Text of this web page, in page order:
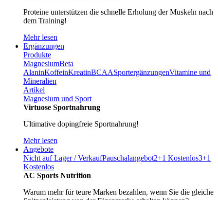
Proteine unterstützen die schnelle Erholung der Muskeln nach
dem Training!
Mehr lesen
Ergänzungen
Produkte
MagnesiumBeta
AlaninKoffeinKreatinBCAASportergänzungenVitamine und
Mineralien
Artikel
Magnesium und Sport
Virtuose Sportnahrung
Ultimative dopingfreie Sportnahrung!
Mehr lesen
Angebote
Nicht auf Lager / VerkaufPauschalangebot2+1 Kostenlos3+1
Kostenlos
AC Sports Nutrition
Warum mehr für teure Marken bezahlen, wenn Sie die gleiche